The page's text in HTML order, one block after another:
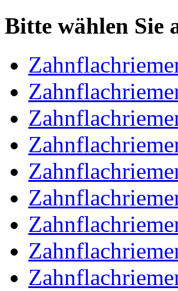
Bitte wählen Sie